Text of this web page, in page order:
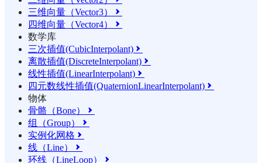
三维向量（Vector3） 
四维向量（Vector4） 
数学库
三次插值(CubicInterpolant) 
离散插值(DiscreteInterpolant) 
线性插值(LinearInterpolant) 
四元数线性插值(QuaternionLinearInterpolant) 
物体
骨骼（Bone）

组（Group） 
实例化网格 
线（Line） 
环线（LineLoop） 